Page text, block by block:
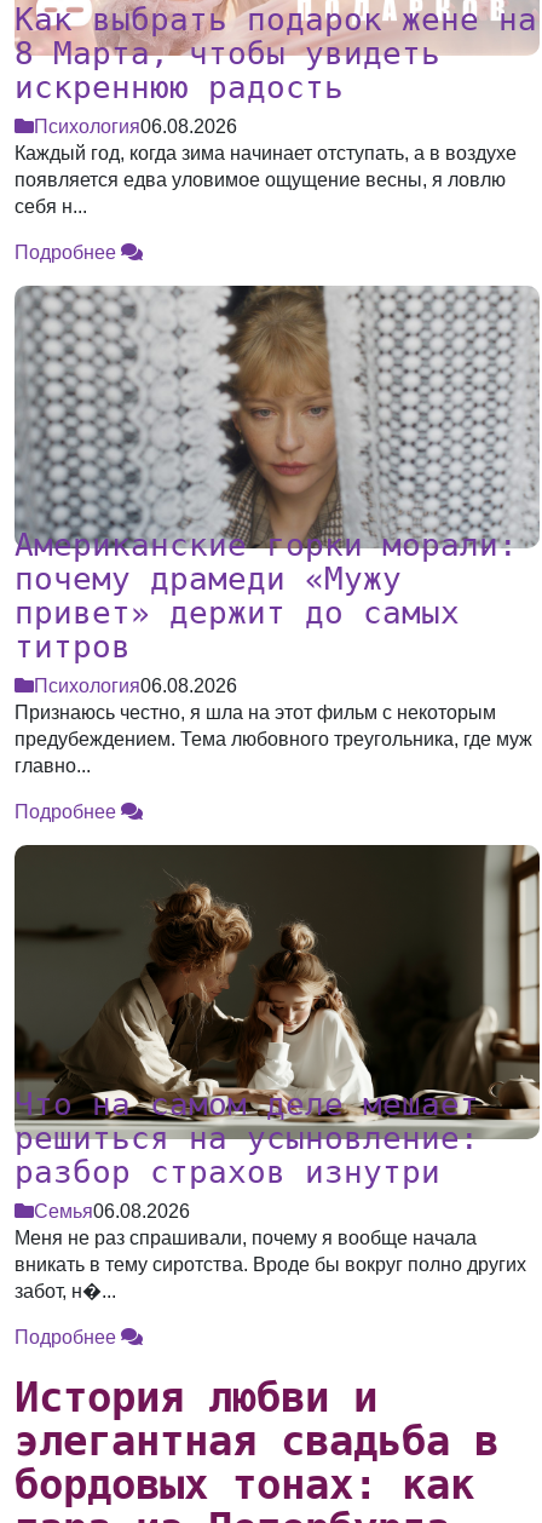
Как выбрать подарок жене на
8 Марта, чтобы увидеть
искреннюю радость
Психология06.08.2026
Каждый год, когда зима начинает отступать, а в воздухе
появляется едва уловимое ощущение весны, я ловлю
себя н...
Подробнее
Американские горки морали:
почему драмеди «Мужу
привет» держит до самых
титров
Психология06.08.2026
Признаюсь честно, я шла на этот фильм с некоторым
предубеждением. Тема любовного треугольника, где муж
главно...
Подробнее
Что на самом деле мешает
решиться на усыновление:
разбор страхов изнутри
Семья06.08.2026
Меня не раз спрашивали, почему я вообще начала
вникать в тему сиротства. Вроде бы вокруг полно других
забот, н�...
Подробнее
История любви и
элегантная свадьба в
бордовых тонах: как